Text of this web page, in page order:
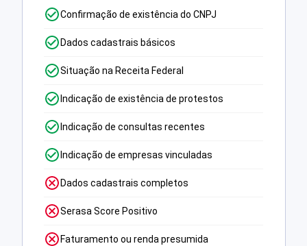
Confirmação de existência do CNPJ
Dados cadastrais básicos
Situação na Receita Federal
Indicação de existência de protestos
Indicação de consultas recentes
Indicação de empresas vinculadas
Dados cadastrais completos
Serasa Score Positivo
Faturamento ou renda presumida